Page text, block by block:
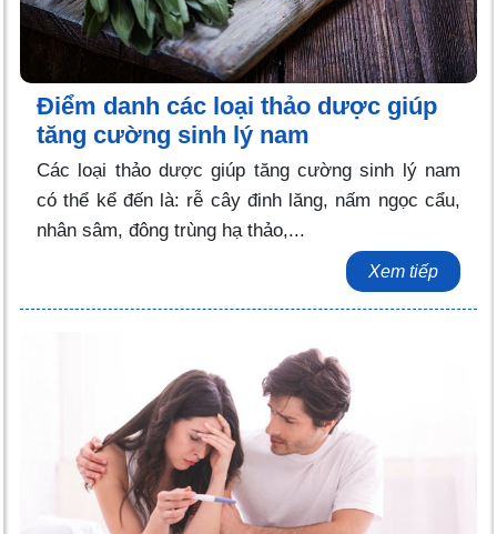
Điểm danh các loại thảo dược giúp
tăng cường sinh lý nam
Các loại thảo dược giúp tăng cường sinh lý nam
có thể kể đến là: rễ cây đinh lăng, nấm ngọc cẩu,
nhân sâm, đông trùng hạ thảo,...
Xem tiếp